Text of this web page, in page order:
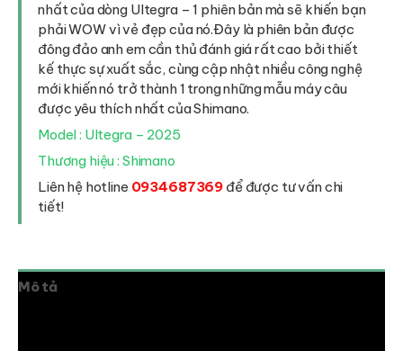
lượng
nhất của dòng Ultegra – 1 phiên bản mà sẽ khiến bạn
phải WOW vì vẻ đẹp của nó.Đây là phiên bản được
đông đảo anh em cần thủ đánh giá rất cao bởi thiết
kế thực sự xuất sắc, cùng cập nhật nhiều công nghệ
mới khiến nó trở thành 1 trong những mẫu máy câu
được yêu thích nhất của Shimano.
Model : Ultegra – 2025
Thương hiệu : Shimano
Liên hệ hotline 0934687369 để được tư vấn chi
tiết!
Mô tả